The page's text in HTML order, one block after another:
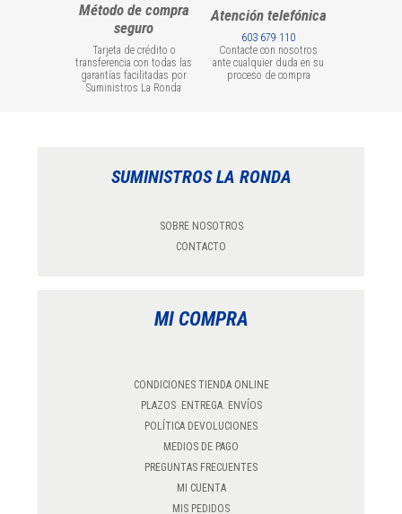
Método de compra
seguro
Tarjeta de crédito o
transferencia con todas las
garantías facilitadas por
Suministros La Ronda
Atención telefónica
603 679 110
Contacte con nosotros
ante cualquier duda en su
proceso de compra
SUMINISTROS LA RONDA
SOBRE NOSOTROS
CONTACTO
MI COMPRA
CONDICIONES TIENDA ONLINE
PLAZOS ENTREGA. ENVÍOS
POLÍTICA DEVOLUCIONES
MEDIOS DE PAGO
PREGUNTAS FRECUENTES
MI CUENTA
MIS PEDIDOS